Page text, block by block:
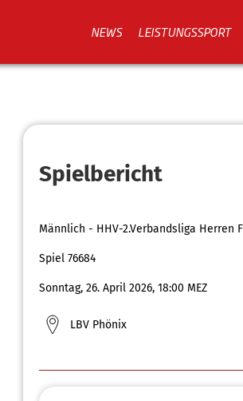
NEWS LEISTUNGSSPORT
Spielbericht
Männlich - HHV-2.Verbandsliga Herren
Spiel 76684
Sonntag, 26. April 2026, 18:00 MEZ
LBV Phönix